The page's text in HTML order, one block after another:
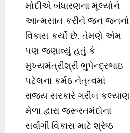
મોદીએ બંધારણના મૂલ્યોને
આત્મસાત કરીને જન જનનો
વિકાસ કર્યો છે. તેમણે એમ
પણ જણાવ્યું હતું કે
મુખ્યમંત્રીશ્રી ભુપેન્દ્રભાઇ
પટેલના કર્મઠ નેતૃત્વમાં
રાજ્ય સરકારે ગરીબ કલ્યાણ
મેળા દ્વારા જરૂરતમંદોના
સર્વાંગી વિકાસ માટે શ્રેષ્ઠ